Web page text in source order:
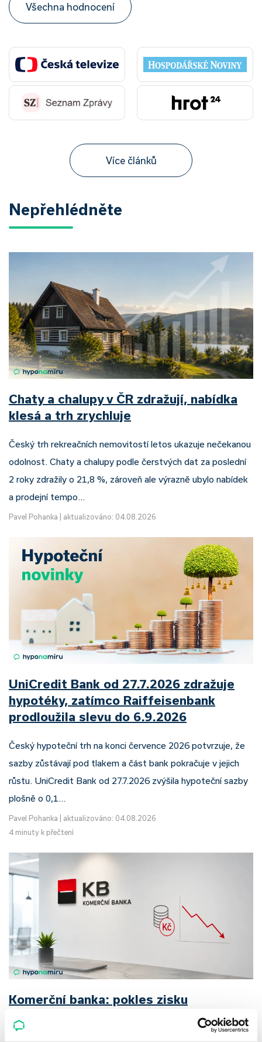
Všechna hodnocení
Více článků
Nepřehlédněte
Chaty a chalupy v ČR zdražují, nabídka
klesá a trh zrychluje
Český trh rekreačních nemovitostí letos ukazuje nečekanou
odolnost. Chaty a chalupy podle čerstvých dat za poslední
2 roky zdražily o 21,8 %, zároveň ale výrazně ubylo nabídek
a prodejní tempo…
Pavel Pohanka aktualizováno: 04.08.2026
UniCredit Bank od 27.7.2026 zdražuje
hypotéky, zatímco Raiffeisenbank
prodloužila slevu do 6.9.2026
Český hypoteční trh na konci července 2026 potvrzuje, že
sazby zůstávají pod tlakem a část bank pokračuje v jejich
růstu. UniCredit Bank od 27.7.2026 zvýšila hypoteční sazby
plošně o 0,1…
Pavel Pohanka
aktualizováno: 04.08.2026
4 minuty k přečtení
Komerční banka: pokles zisku